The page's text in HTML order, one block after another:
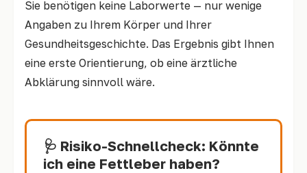
Sie benötigen keine Laborwerte — nur wenige
Angaben zu Ihrem Körper und Ihrer
Gesundheitsgeschichte. Das Ergebnis gibt Ihnen
eine erste Orientierung, ob eine ärztliche
Abklärung sinnvoll wäre.
🩺 Risiko-Schnellcheck: Könnte
ich eine Fettleber haben?